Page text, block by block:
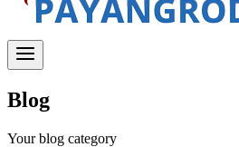
Blog
Your blog category